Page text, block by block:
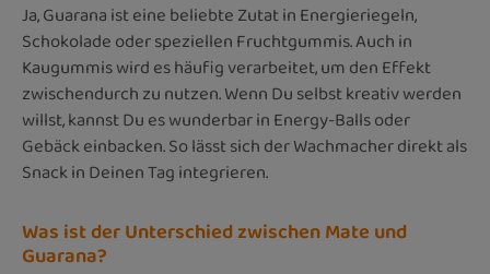
Ja, Guarana ist eine beliebte Zutat in Energieriegeln,
Schokolade oder speziellen Fruchtgummis. Auch in
Kaugummis wird es häufig verarbeitet, um den Effekt
zwischendurch zu nutzen. Wenn Du selbst kreativ werden
willst, kannst Du es wunderbar in Energy-Balls oder
Gebäck einbacken. So lässt sich der Wachmacher direkt als
Snack in Deinen Tag integrieren.
Was ist der Unterschied zwischen Mate und
Guarana?